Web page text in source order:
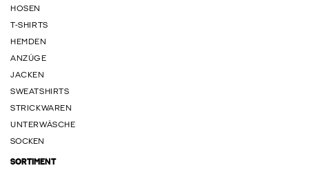
HOSEN
T-SHIRTS
HEMDEN
ANZÜGE
JACKEN
SWEATSHIRTS
STRICKWAREN
UNTERWÄSCHE
SOCKEN
SORTIMENT